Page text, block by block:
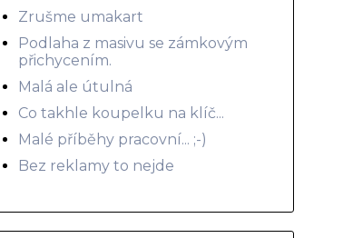
Zrušme umakart
Podlaha z masivu se zámkovým
přichycením.
Malá ale útulná
Co takhle koupelku na klíč...
Malé příběhy pracovní... ;-)
Bez reklamy to nejde